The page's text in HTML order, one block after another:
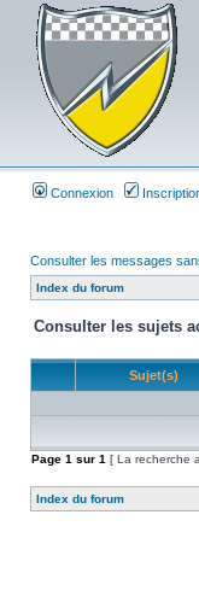
Connexion
Consulter les messages
Index du forum
Consulter les sujets
Sujet(s)
Page 1 sur 1 [ La recherche
Index du forum